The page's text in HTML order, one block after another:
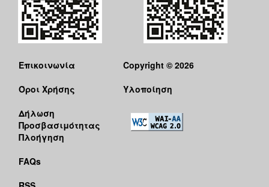
Επικοινωνία
Όροι Χρήσης
Δήλωση
Προσβασιμότητας
Πλοήγηση
FAQs
Copyright © 2026
Υλοποίηση